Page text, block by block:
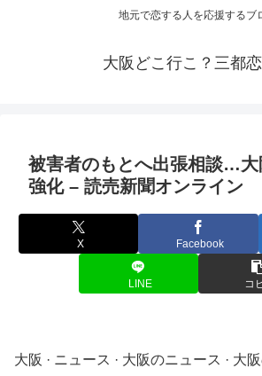
地元で恋する人を応援するブ
大阪どこ行こ？三都
被害者のもとへ出張相談…大
強化 – 読売新聞オンライン
X Facebook
LINE コ
大阪 · ニュース · 大阪のニュース · 大